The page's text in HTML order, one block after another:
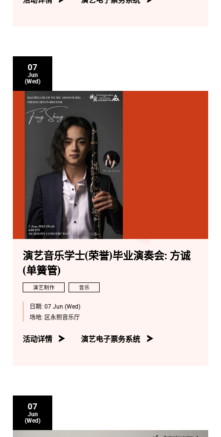
07
Jun
(Wed)
演艺音乐学士(荣誉)毕业演奏会: 方诚
(单簧管)
演艺制作 音乐
日期: 07 Jun (Wed)
场地: 区永熙音乐厅
活动详情 演艺电子票务系统
07
Jun
(Wed)